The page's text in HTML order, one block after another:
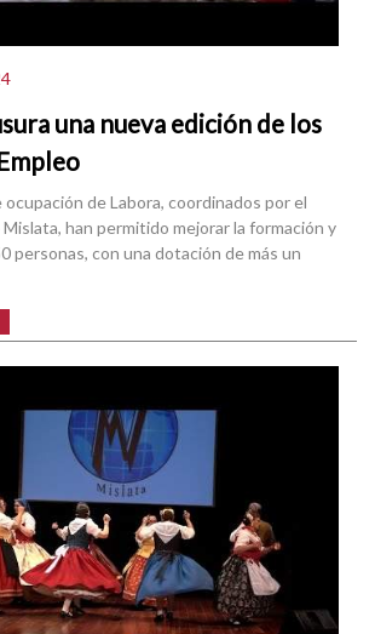
una nueva edición de los
ocupación de Labora, coordinados por el
han permitido mejorar la formación y
personas, con una dotación de más un